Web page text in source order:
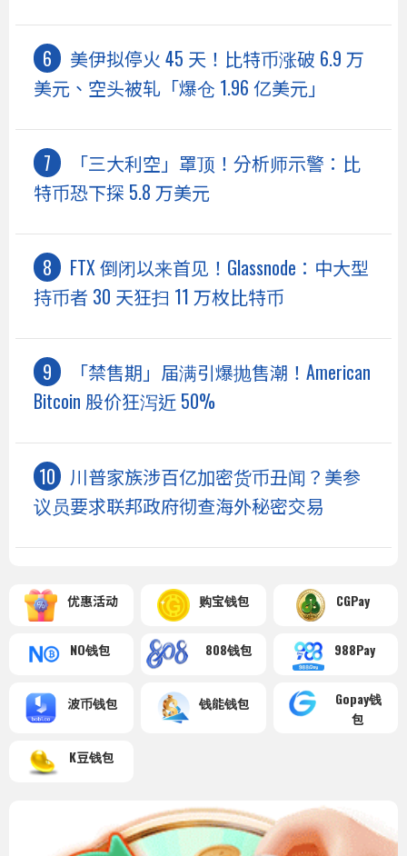
美伊拟停火 45 天！比特币涨破 6.9 万
美元、空头被轧「爆仓 1.96 亿美元」
「三大利空」罩顶！分析师示警：比
特币恐下探 5.8 万美元
FTX 倒闭以来首见！Glassnode：中大型
持币者 30 天狂扫 11 万枚比特币
「禁售期」届满引爆抛售潮！American
Bitcoin 股价狂泻近 50%
川普家族涉百亿加密货币丑闻？美参
议员要求联邦政府彻查海外秘密交易
优惠活动 购宝钱包 CGPay
NO钱包 808钱包 988Pay
波币钱包 钱能钱包
Gopay钱
包
K豆钱包